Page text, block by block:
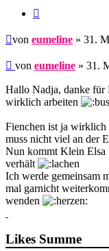
Beitrag
von eumeline » 31.
Beitrag
von eumeline » 31.
Hallo Nadja, danke für
wirklich arbeiten
Fienchen ist ja wirklich
muss nicht viel an der
Nun kommt Klein Elsa
verhält
Ich werde gemeinsam
mal garnicht
wenden
Likes Summe